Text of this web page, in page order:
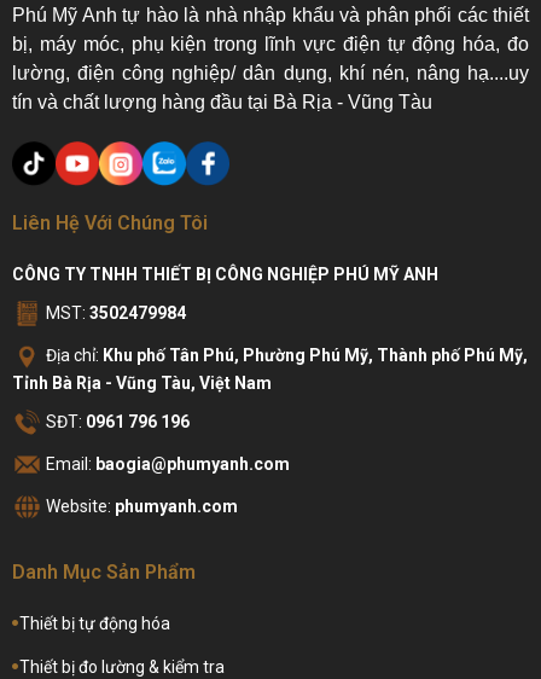
Phú Mỹ Anh tự hào là nhà nhập khẩu và phân phối các thiết
bị, máy móc, phụ kiện trong lĩnh vực điện tự động hóa, đo
lường, điện công nghiệp/ dân dụng, khí nén, nâng hạ....uy
tín và chất lượng hàng đầu tại Bà Rịa - Vũng Tàu
Liên Hệ Với Chúng Tôi
CÔNG TY TNHH THIẾT BỊ CÔNG NGHIỆP PHÚ MỸ ANH
MST: 3502479984
Địa chỉ: Khu phố Tân Phú, Phường Phú Mỹ, Thành phố Phú Mỹ,
Tỉnh Bà Rịa - Vũng Tàu, Việt Nam
SĐT: 0961 796 196
Email: baogia@phumyanh.com
Website: phumyanh.com
Danh Mục Sản Phẩm
Thiết bị tự động hóa
Thiết bị đo lường & kiểm tra